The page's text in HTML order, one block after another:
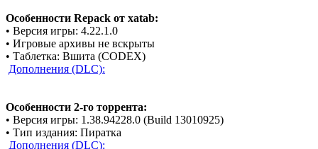
Особенности Repack от xatab:
• Версия игры: 4.22.1.0
• Игровые архивы не вскрыты
• Таблетка: Вшита (CODEX)
Дополнения (DLC):
Особенности 2-го торрента:
• Версия игры: 1.38.94228.0 (Build 13010925)
• Тип издания: Пиратка
Дополнения (DLC):